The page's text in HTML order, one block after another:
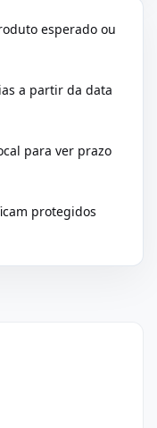
esperado ou
a partir da data
para ver prazo
protegidos